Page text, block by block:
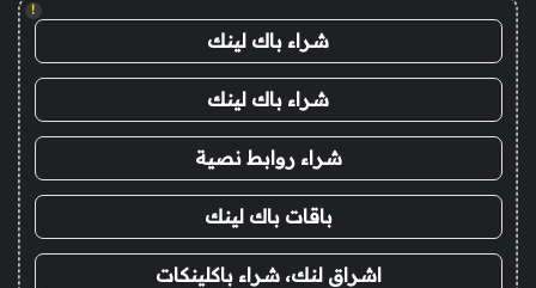
!
شراء باك لينك
شراء باك لينك
شراء روابط نصية
باقات باك لينك
اشراق لنك، شراء باكلينكات